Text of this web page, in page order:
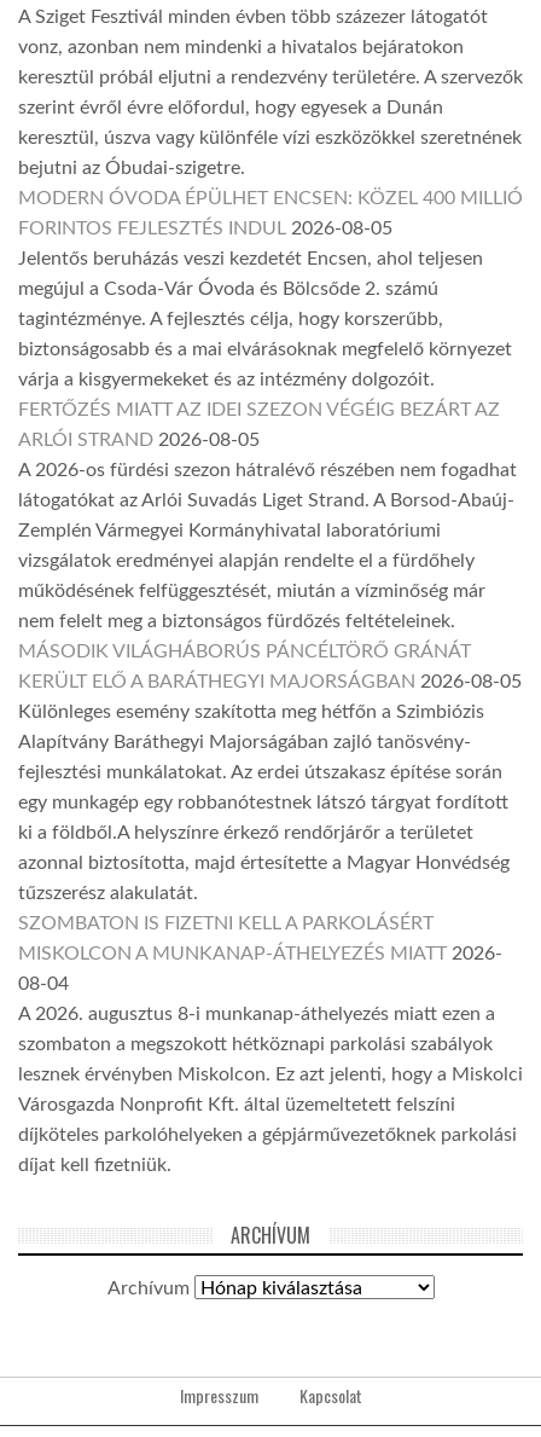
A Sziget Fesztivál minden évben több százezer látogatót
vonz, azonban nem mindenki a hivatalos bejáratokon
keresztül próbál eljutni a rendezvény területére. A szervezők
szerint évről évre előfordul, hogy egyesek a Dunán
keresztül, úszva vagy különféle vízi eszközökkel szeretnének
bejutni az Óbudai-szigetre.
MODERN ÓVODA ÉPÜLHET ENCSEN: KÖZEL 400 MILLIÓ
FORINTOS FEJLESZTÉS INDUL 2026-08-05
Jelentős beruházás veszi kezdetét Encsen, ahol teljesen
megújul a Csoda-Vár Óvoda és Bölcsőde 2. számú
tagintézménye. A fejlesztés célja, hogy korszerűbb,
biztonságosabb és a mai elvárásoknak megfelelő környezet
várja a kisgyermekeket és az intézmény dolgozóit.
FERTŐZÉS MIATT AZ IDEI SZEZON VÉGÉIG BEZÁRT AZ
ARLÓI STRAND 2026-08-05
A 2026-os fürdési szezon hátralévő részében nem fogadhat
látogatókat az Arlói Suvadás Liget Strand. A Borsod-Abaúj-
Zemplén Vármegyei Kormányhivatal laboratóriumi
vizsgálatok eredményei alapján rendelte el a fürdőhely
működésének felfüggesztését, miután a vízminőség már
nem felelt meg a biztonságos fürdőzés feltételeinek.
MÁSODIK VILÁGHÁBORÚS PÁNCÉLTÖRŐ GRÁNÁT
KERÜLT ELŐ A BARÁTHEGYI MAJORSÁGBAN 2026-08-05
Különleges esemény szakította meg hétfőn a Szimbiózis
Alapítvány Baráthegyi Majorságában zajló tanösvény-
fejlesztési munkálatokat. Az erdei útszakasz építése során
egy munkagép egy robbanótestnek látszó tárgyat fordított
ki a földből.A helyszínre érkező rendőrjárőr a területet
azonnal biztosította, majd értesítette a Magyar Honvédség
tűzszerész alakulatát.
SZOMBATON IS FIZETNI KELL A PARKOLÁSÉRT
MISKOLCON A MUNKANAP-ÁTHELYEZÉS MIATT 2026-
08-04
A 2026. augusztus 8-i munkanap-áthelyezés miatt ezen a
szombaton a megszokott hétköznapi parkolási szabályok
lesznek érvényben Miskolcon. Ez azt jelenti, hogy a Miskolci
Városgazda Nonprofit Kft. által üzemeltetett felszíni
díjköteles parkolóhelyeken a gépjárművezetőknek parkolási
díjat kell fizetniük.
ARCHÍVUM
Archívum
Impresszum Kapcsolat